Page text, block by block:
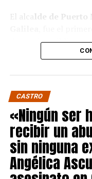
El alca lde de
denunciar
fondos para
Mejoramiento de
ya estaban declaradas
historia, la Subdere
programas
regional de Los Lagos.
Sus pares de Chiloé
manifestando su
situación tendrá en
CASTRO
«Ningún ser
recibir un
sin ninguna
Angélica